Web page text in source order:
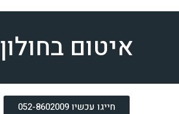
איטום בחולון
חייגו עכשיו 052-8602009